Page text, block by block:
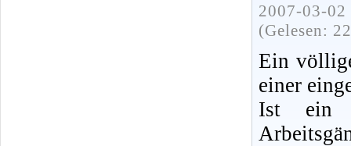
2007-03-
(Gelesen:
Ein
einer
Ist ein